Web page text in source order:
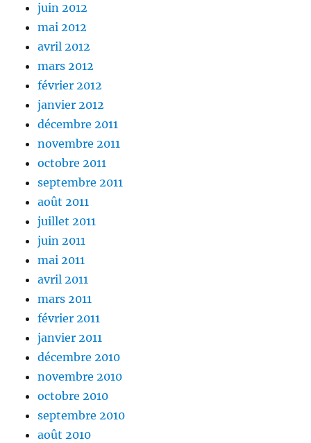
juin 2012
mai 2012
avril 2012
mars 2012
février 2012
janvier 2012
décembre 2011
novembre 2011
octobre 2011
septembre 2011
août 2011
juillet 2011
juin 2011
mai 2011
avril 2011
mars 2011
février 2011
janvier 2011
décembre 2010
novembre 2010
octobre 2010
septembre 2010
août 2010